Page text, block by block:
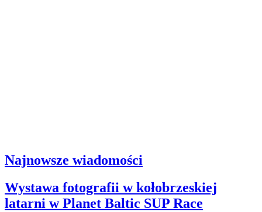
Najnowsze wiadomości
Wystawa fotografii w kołobrzeskiej
latarni w Planet Baltic SUP Race